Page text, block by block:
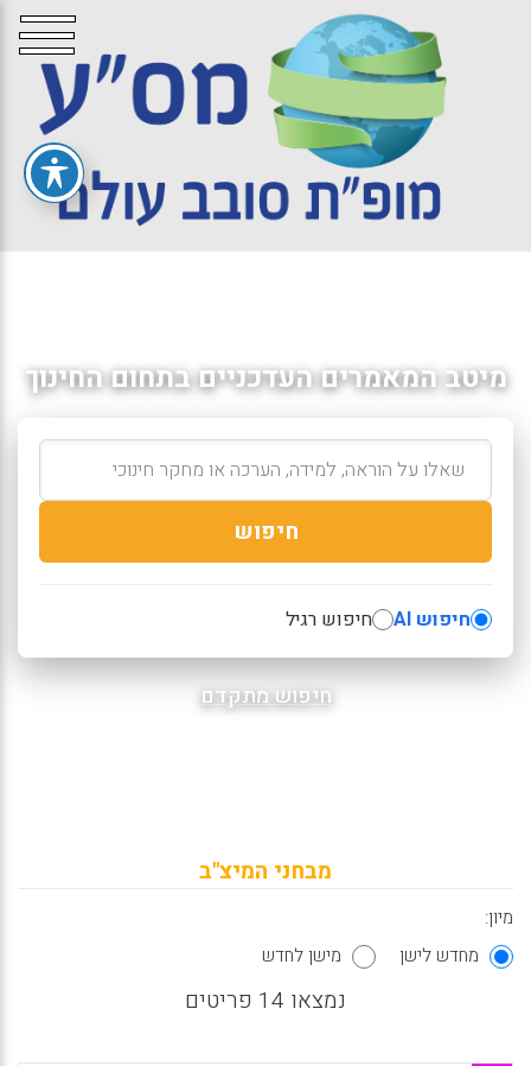
מיטב המאמרים העדכניים בתחום החינוך
חיפוש
חיפוש AI חיפוש רגיל
חיפוש מתקדם
מבחני המיצ"ב
מיון:
מחדש לישן
מישן לחדש
נמצאו 14 פריטים